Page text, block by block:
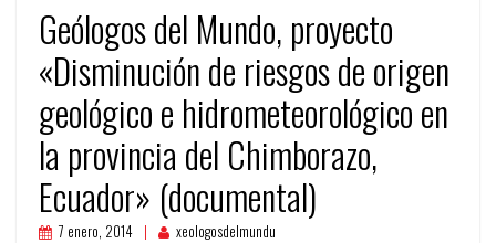
Geólogos del Mundo, proyecto
«Disminución de riesgos de origen
geológico e hidrometeorológico en
la provincia del Chimborazo,
Ecuador» (documental)
7 enero, 2014 xeologosdelmundu